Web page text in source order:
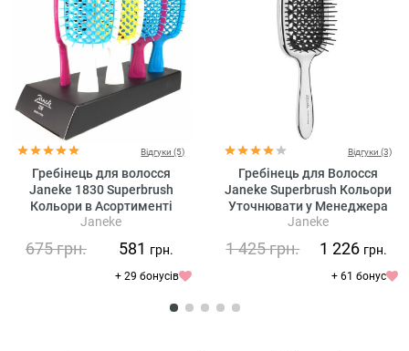
Відгуки (5)
Гребінець для волосся
Janeke 1830 Superbrush
Кольори в Асортименті
Уточнювати у Менеджера
Janeke
675грн. 581 грн.
+ 29 бонусів
Відгуки (3)
Гребінець для Волосся
Janeke Superbrush Кольори
Уточнювати у Менеджера
Silver
Janeke
1 425грн. 1 226 грн.
+ 61 бонус